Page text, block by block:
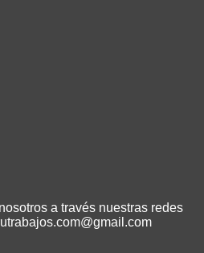
a través nuestras redes